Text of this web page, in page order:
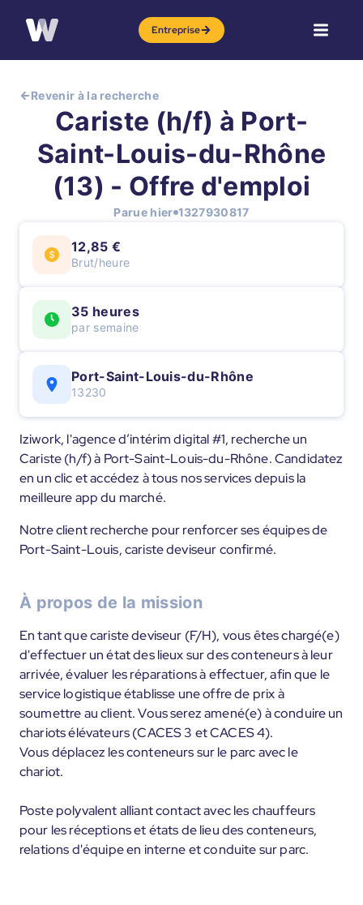
Entreprise
Revenir à la recherche
Cariste (h/f) à Port-
Saint-Louis-du-Rhône
(13) - Offre d'emploi
Parue hier 1327930817
12,85 €
Brut/heure
35 heures
par semaine
Port-Saint-Louis-du-Rhône
13230
Iziwork, l'agence d’intérim digital #1, recherche un
Cariste (h/f) à Port-Saint-Louis-du-Rhône. Candidatez
en un clic et accédez à tous nos services depuis la
meilleure app du marché.
Notre client recherche pour renforcer ses équipes de
Port-Saint-Louis, cariste deviseur confirmé.
À propos de la mission
En tant que cariste deviseur (F/H), vous êtes chargé(e)
d'effectuer un état des lieux sur des conteneurs à leur
arrivée, évaluer les réparations à effectuer, afin que le
service logistique établisse une offre de prix à
soumettre au client. Vous serez amené(e) à conduire un
chariots élévateurs (CACES 3 et CACES 4).
Vous déplacez les conteneurs sur le parc avec le
chariot.
Poste polyvalent alliant contact avec les chauffeurs
pour les réceptions et états de lieu des conteneurs,
relations d'équipe en interne et conduite sur parc.